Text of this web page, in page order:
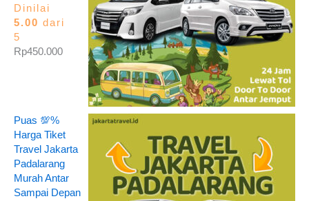
Dinilai
5.00 dari
5
Rp450.000
Puas 💯%
Harga Tiket
Travel Jakarta
Padalarang
Murah Antar
Sampai Depan